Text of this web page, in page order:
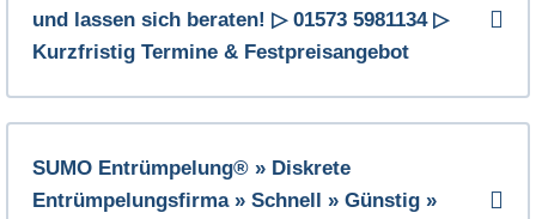
und lassen sich beraten! ▷ 01573 5981134 ▷
Kurzfristig Termine & Festpreisangebot
SUMO Entrümpelung® » Diskrete
Entrümpelungsfirma » Schnell » Günstig »